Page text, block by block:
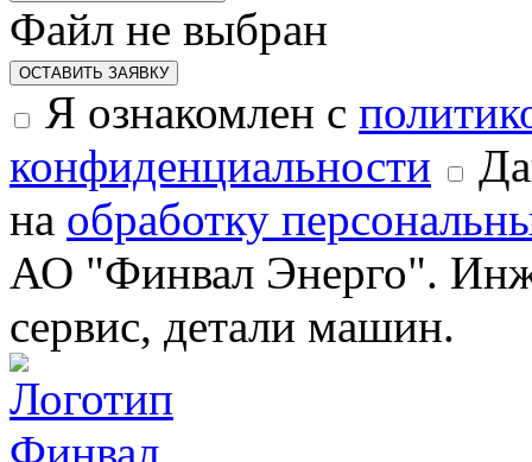
Файл не выбран
ОСТАВИТЬ ЗАЯВКУ
Я ознакомлен с
конфиденциальности
на обработку
АО "Финвал Энерго".
сервис, детали машин.